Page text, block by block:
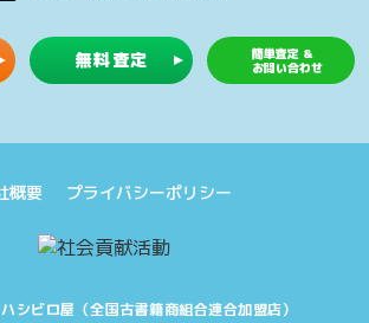
無料査定
簡単査定 &
お問い合わせ
概要 プライバシーポリシー
ハシビロ屋（全国古書籍商組合連合加盟店）